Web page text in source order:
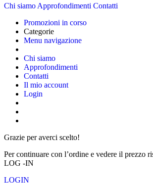
Chi siamo Approfondimenti Contatti
Promozioni in corso
Categorie
Menu navigazione
Chi siamo
Approfondimenti
Contatti
Il mio account
Login
Grazie per averci scelto!
Per continuare con l’ordine e vedere il prezzo
LOG -IN
LOGIN